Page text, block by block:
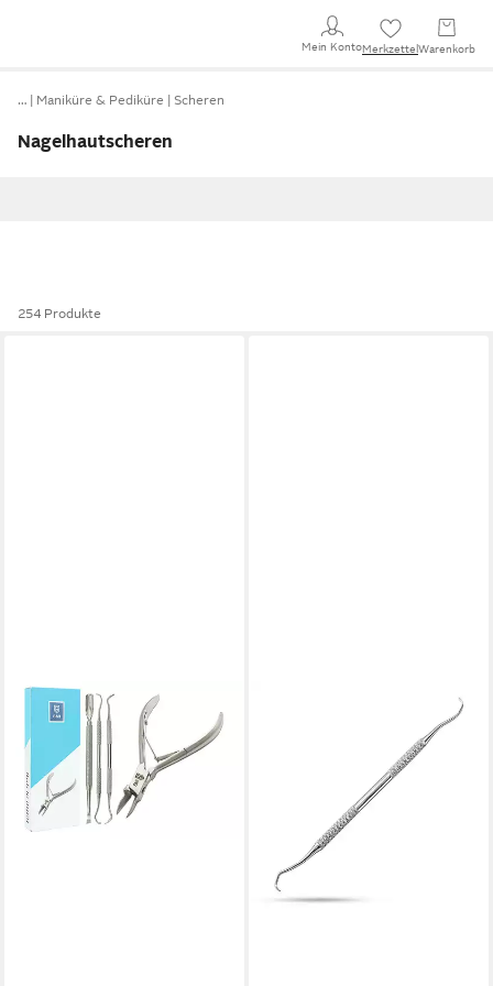
Mein KontoMerkzettel Warenkorb
… Maniküre & Pediküre Scheren
Nagelhautscheren
254 Produkte